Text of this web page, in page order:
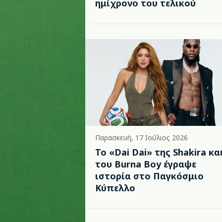
ημίχρονο του τελικού
Παρασκευή, 17 Ιούλιος 2026
To «Dai Dai» της Shakira
του Burna Boy έγραψε
ιστορία στο Παγκόσμιο
Κύπελλο